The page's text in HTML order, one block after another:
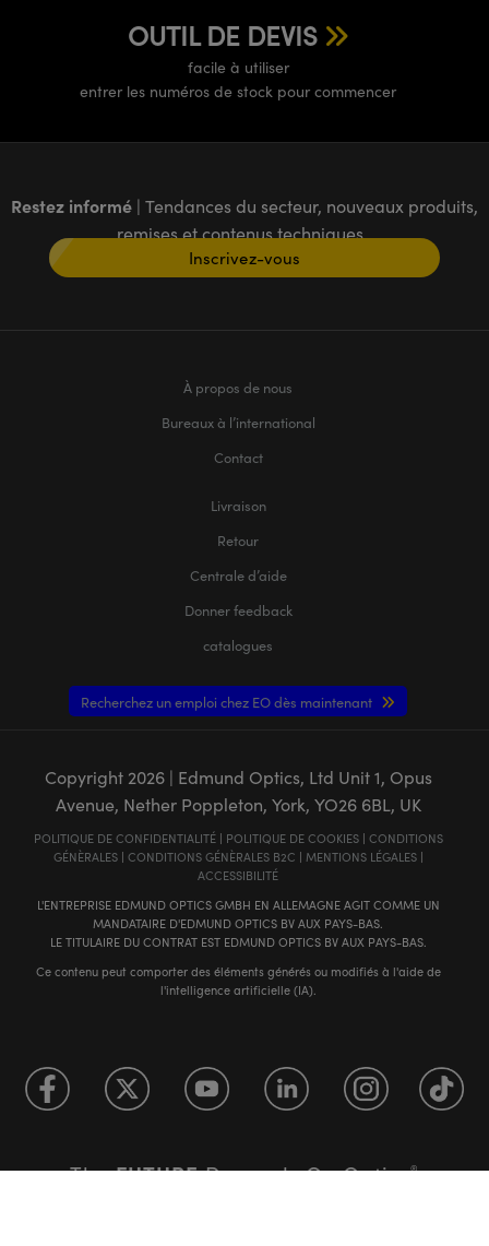
OUTIL DE DEVIS
facile à utiliser
entrer les numéros de stock pour commencer
Restez informé | Tendances du secteur, nouveaux produits,
remises et contenus techniques
Inscrivez-vous
À propos de nous
Bureaux à l’international
Contact
Livraison
Retour
Centrale d’aide
Donner feedback
catalogues
Recherchez un emploi chez EO dès maintenant
Copyright 2026| Edmund Optics, Ltd Unit 1, Opus
Avenue, Nether Poppleton, York, YO26 6BL, UK
POLITIQUE DE CONFIDENTIALITÉ| POLITIQUE DE COOKIES| CONDITIONS
GÉNÈRALES| CONDITIONS GÉNÈRALES B2C | MENTIONS LÉGALES|
ACCESSIBILITÉ
L'ENTREPRISE EDMUND OPTICS GMBH EN ALLEMAGNE AGIT COMME UN
MANDATAIRE D'EDMUND OPTICS BV AUX PAYS-BAS.
LE TITULAIRE DU CONTRAT EST EDMUND OPTICS BV AUX PAYS-BAS.
Ce contenu peut comporter des éléments générés ou modifiés à l'aide de
l'intelligence artificielle (IA).
TheFUTUREDepends On Optics®